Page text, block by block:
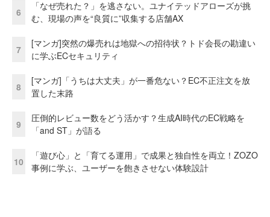
6
「なぜ売れた？」を逃さない。ユナイテッドアローズが挑
む、現場の声を“良質に”収集する店舗AX
7
[マンガ]突然の爆売れは地獄への招待状？トド会長の勘違い
に学ぶECセキュリティ
8
[マンガ]「うちは大丈夫」が一番危ない？EC不正注文を放
置した末路
9
圧倒的レビュー数をどう活かす？生成AI時代のEC戦略を
「and ST」が語る
10
「遊び心」と「育てる運用」で成果と独自性を両立！ZOZO
事例に学ぶ、ユーザーを飽きさせない体験設計